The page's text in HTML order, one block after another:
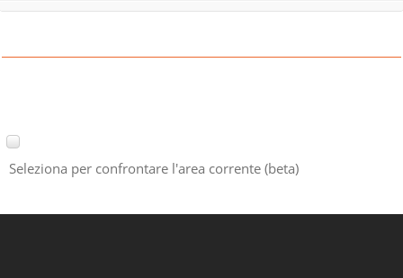
Seleziona per confrontare l'area corrente (beta)